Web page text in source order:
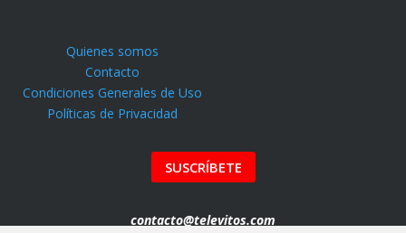
Quienes somos
Contacto
Condiciones Generales de Uso
Políticas de Privacidad
SUSCRÍBETE
contacto@televitos.com